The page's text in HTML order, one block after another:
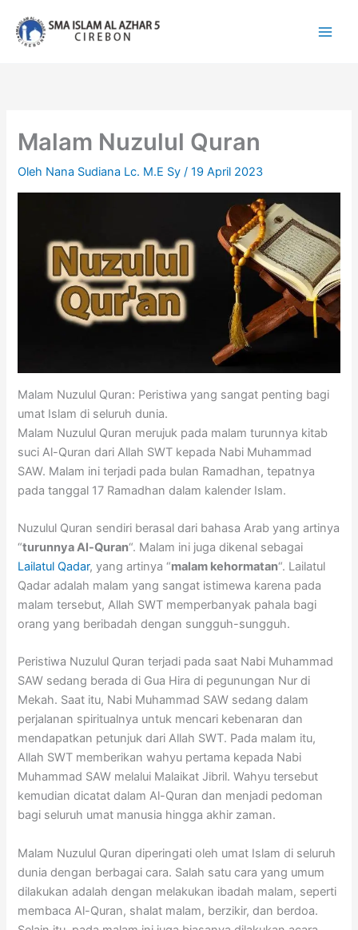
konten
Malam Nuzulul Quran
Oleh Nana Sudiana Lc. M.E Sy/19 April 2023
Malam Nuzulul Quran: Peristiwa yang sangat penting bagi
umat Islam di seluruh dunia.
Malam Nuzulul Quran merujuk pada malam turunnya kitab
suci Al-Quran dari Allah SWT kepada Nabi Muhammad
SAW. Malam ini terjadi pada bulan Ramadhan, tepatnya
pada tanggal 17 Ramadhan dalam kalender Islam.
Nuzulul Quran sendiri berasal dari bahasa Arab yang artinya
“turunnya Al-Quran“. Malam ini juga dikenal sebagai
Lailatul Qadar, yang artinya “malam kehormatan“. Lailatul
Qadar adalah malam yang sangat istimewa karena pada
malam tersebut, Allah SWT memperbanyak pahala bagi
orang yang beribadah dengan sungguh-sungguh.
Peristiwa Nuzulul Quran terjadi pada saat Nabi Muhammad
SAW sedang berada di Gua Hira di pegunungan Nur di
Mekah. Saat itu, Nabi Muhammad SAW sedang dalam
perjalanan spiritualnya untuk mencari kebenaran dan
mendapatkan petunjuk dari Allah SWT. Pada malam itu,
Allah SWT memberikan wahyu pertama kepada Nabi
Muhammad SAW melalui Malaikat Jibril. Wahyu tersebut
kemudian dicatat dalam Al-Quran dan menjadi pedoman
bagi seluruh umat manusia hingga akhir zaman.
Malam Nuzulul Quran diperingati oleh umat Islam di seluruh
dunia dengan berbagai cara. Salah satu cara yang umum
dilakukan adalah dengan melakukan ibadah malam, seperti
membaca Al-Quran, shalat malam, berzikir, dan berdoa.